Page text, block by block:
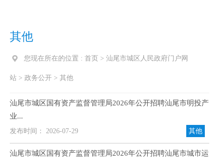
其他
您现在所在的位置 : 首页 > 汕尾市城区人民政府门户网
站 > 政务公开 > 其他
汕尾市城区国有资产监督管理局2026年公开招聘汕尾市明投产
业...
发布时间： 2026-07-29 其他
汕尾市城区国有资产监督管理局2026年公开招聘汕尾市城市运